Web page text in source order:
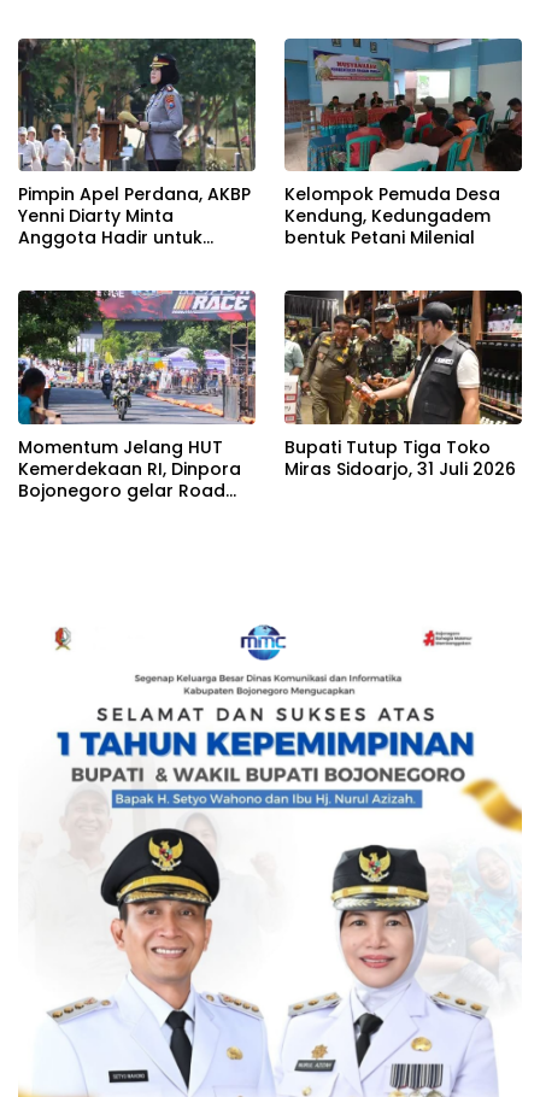
Pimpin Apel Perdana, AKBP
Yenni Diarty Minta
Anggota Hadir untuk
Kelompok Pemuda Desa
Kendung, Kedungadem
bentuk Petani Milenial
Momentum Jelang HUT
Kemerdekaan RI, Dinpora
Bojonegoro gelar Road
Bupati Tutup Tiga Toko
Miras Sidoarjo, 31 Juli 2026